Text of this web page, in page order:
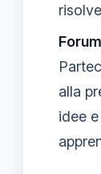
alla
idee